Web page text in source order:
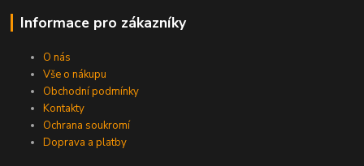
Informace pro zákazníky
O nás
Vše o nákupu
Obchodní podmínky
Kontakty
Ochrana soukromí
Doprava a platby